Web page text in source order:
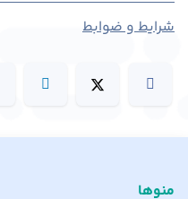
شرایط و ضوابط
منوها